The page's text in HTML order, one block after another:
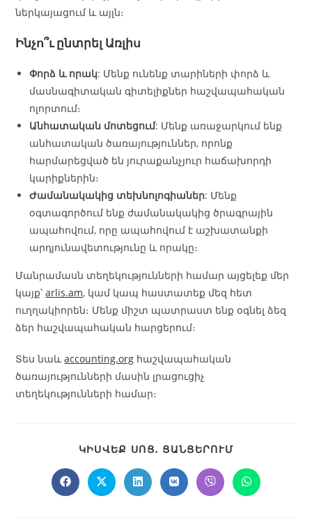
ներկայացում և այլն։
Ինչո՞ւ ընտրել Առլիս
Փորձ և որակ: Մենք ունենք տարիների փորձ և
մասնագիտական գիտելիքներ հաշվապահական
ոլորտում։
Անհատական մոտեցում: Մենք առաջարկում ենք
անհատական ծառայություններ, որոնք
հարմարեցված են յուրաքանչյուր հաճախորդի
կարիքներին։
Ժամանակակից տեխնոլոգիաներ: Մենք
օգտագործում ենք ժամանակակից ծրագրային
ապահովում, որը ապահովում է աշխատանքի
արդյունավետությունը և որակը։
Մանրամասն տեղեկությունների համար այցելեք մեր
կայք՝arlis.am, կամ կապ հաստատեք մեզ հետ
ուղղակիորեն։ Մենք միշտ պատրաստ ենք օգնել ձեզ
ձեր հաշվապահական հարցերում։
Տես նաևaccounting.org հաշվապահական
ծառայությունների մասին լրացուցիչ
տեղեկությունների համար։
ԿԻՍՎԵՔ ՍՈՑ․ ՑԱՆՑԵՐՈՒՄ